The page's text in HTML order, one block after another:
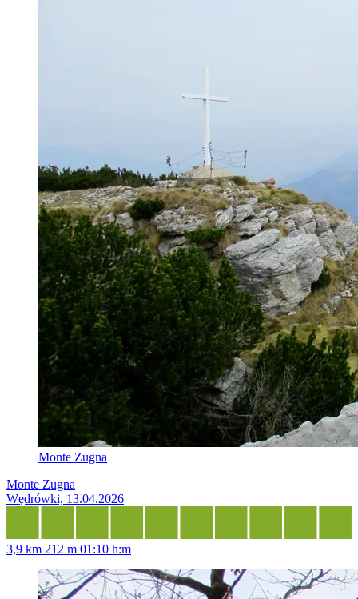
Monte Zugna
Monte Zugna
Wędrówki, 13.04.2026
3,9 km 212 m 01:10 h:m